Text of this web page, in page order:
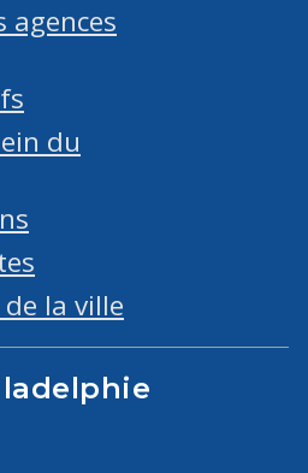
agences
du
la ville